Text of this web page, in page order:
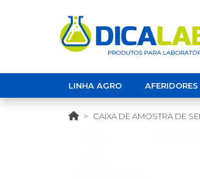
LINHA AGRO AFERIDORES
CAIXA DE AMOSTRA DE